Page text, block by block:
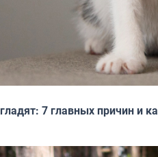
7 главных причин и